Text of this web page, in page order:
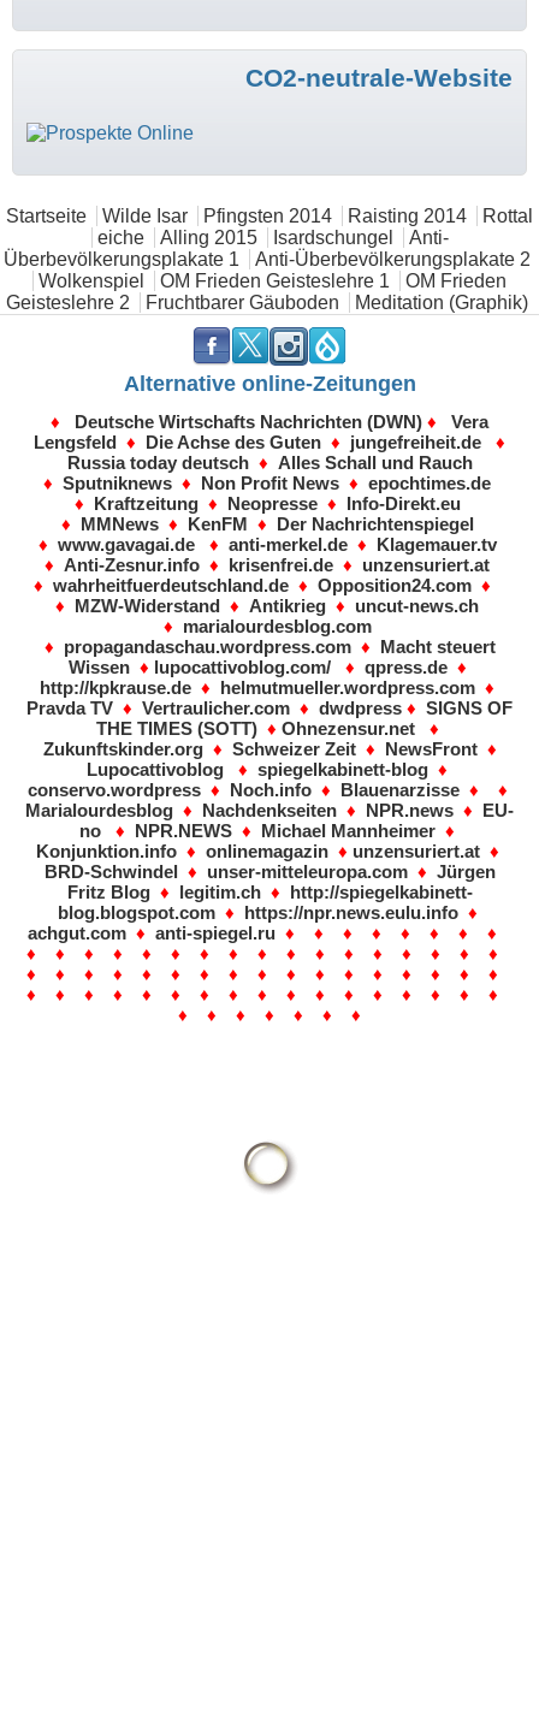
CO2-neutrale-Website
Hauptmenü
Startseite Wilde Isar Pfingsten 2014 Raisting 2014
Rottal
eiche
Alling 2015 Isardschungel
Anti-
Überbevölkerungsplakate 1
Anti-Überbevölkerungsplakate 2
Wolkenspiel
OM Frieden Geisteslehre 1
OM Frieden
Geisteslehre 2
Fruchtbarer Gäuboden Meditation (Graphik)
. . . .
Alternative online-Zeitungen
♦ Deutsche Wirtschafts Nachrichten (DWN) ♦ Vera
Lengsfeld ♦ Die Achse des Guten ♦ jungefreiheit.de
♦
Russia today deutsch♦ Alles Schall und Rauch
♦ Sputniknews ♦ Non Profit News ♦ epochtimes.de
♦ Kraftzeitung♦ Neopresse♦ Info-Direkt.eu
♦ MMNews♦ KenFM ♦ Der Nachrichtenspiegel
♦ www.gavagai.de ♦ anti-merkel.de♦ Klagemauer.tv
♦ Anti-Zesnur.info ♦ krisenfrei.de ♦ unzensuriert.at
♦ wahrheitfuerdeutschland.de ♦ Opposition24.com ♦
♦ MZW-Widerstand ♦ Antikrieg ♦ uncut-news.ch
♦ marialourdesblog.com
♦ propagandaschau.wordpress.com ♦ Macht steuert
Wissen♦ lupocattivoblog.com/ ♦ qpress.de♦
http://kpkrause.de ♦ helmutmueller.wordpress.com ♦
Pravda TV ♦ Vertraulicher.com ♦ dwdpress ♦ SIGNS OF
THE TIMES (SOTT) ♦ Ohnezensur.net♦
Zukunftskinder.org♦ Schweizer Zeit♦ NewsFront♦
Lupocattivoblog ♦ spiegelkabinett-blog ♦
conservo.wordpress♦ Noch.info♦ Blauenarzisse♦ ♦
Marialourdesblog ♦ Nachdenkseiten ♦ NPR.news ♦ EU-
no ♦ NPR.NEWS ♦ Michael Mannheimer ♦
Konjunktion.info♦ onlinemagazin♦ unzensuriert.at♦
BRD-Schwindel ♦ unser-mitteleuropa.com♦ Jürgen
Fritz Blog♦ legitim.ch♦ http://spiegelkabinett-
blog.blogspot.com♦ https://npr.news.eulu.info♦
achgut.com ♦ anti-spiegel.ru ♦ ♦ ♦ ♦ ♦ ♦ ♦ ♦
♦ ♦ ♦ ♦ ♦ ♦ ♦ ♦ ♦ ♦ ♦ ♦ ♦ ♦ ♦ ♦ ♦
♦ ♦ ♦ ♦ ♦ ♦ ♦ ♦ ♦ ♦ ♦ ♦ ♦ ♦ ♦ ♦ ♦
♦ ♦ ♦ ♦ ♦ ♦ ♦ ♦ ♦ ♦ ♦ ♦ ♦ ♦ ♦ ♦ ♦
♦ ♦ ♦ ♦ ♦ ♦ ♦